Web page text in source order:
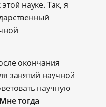
науке. Так, я
окончания
занятий научной
научную
Мне тогда